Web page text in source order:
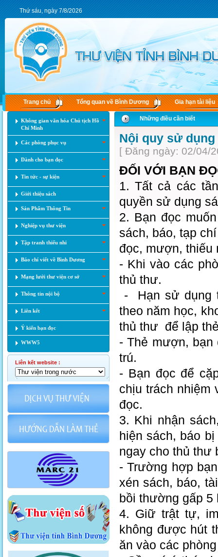
Thứ sáu, ngày 7/8/2026
Trang chủ Tổng quan về Bình Dương Gia hạn tài liệu
Không gian văn hóa Chủ tịch Hồ
Chí Minh
Các phòng phục vụ
Dành cho bạn đọc
Tin tức - sự kiện
Giới thiệu sách
Sản Phẩm Thông Tin
Nghiệp vụ thư viện
Tập tranh thiếu nhi
Báo chí viết về Bình Dương
Mạng lưới thư viện cơ sở
Thông tin nội bộ
Liên kết
Ý kiến bạn đọc
WWW5
Liên kết website :
Những điều cần biết
Nội quy sử
[ Đăng ngày: 02/04/
ĐỐI VỚI BẠN
1. Tất cả các
quyền sử dụng
2. Bạn đọc
sách, báo, tạp
đọc, mượn, thiếu
- Khi vào các
thủ thư.
- Hạn sử dụng
theo năm học,
thủ thư để lập
- Thẻ mượn,
trú.
- Bạn đọc để
chịu trách nhiệm
đọc.
3. Khi nhận
hiện sách, báo
ngay cho thủ thư
- Trường hợp
xén sách, báo,
bồi thường gấp 5
4. Giữ trật tự,
không được hút
ăn vào các